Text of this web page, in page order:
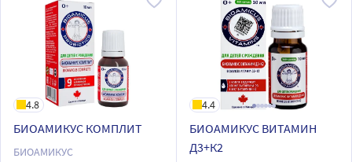
4.8
БИОАМИКУС КОМПЛИТ
БИОАМИКУС
4.4
БИОАМИКУС ВИТАМИН
Д3+К2